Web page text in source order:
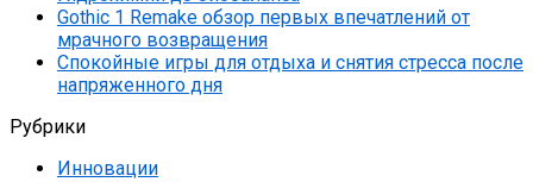
Gothic 1 Remake обзор первых впечатлений от
мрачного возвращения
Спокойные игры для отдыха и снятия стресса после
напряженного дня
Рубрики
Инновации